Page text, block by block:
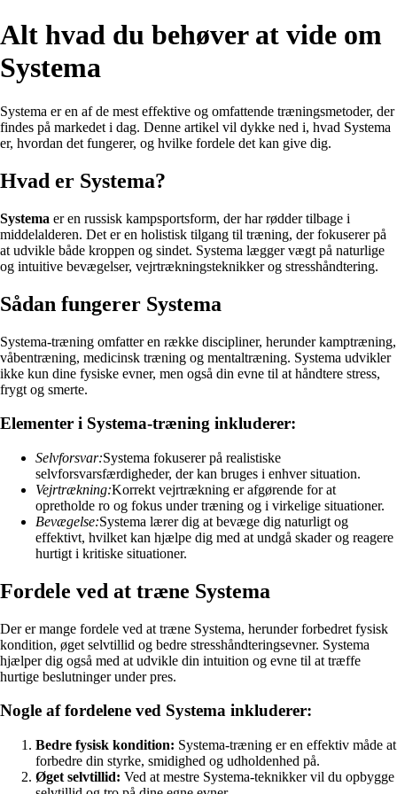
Alt hvad du behøver at vide om
Systema
Systema er en af de mest effektive og omfattende træningsmetoder, der
findes på markedet i dag. Denne artikel vil dykke ned i, hvad Systema
er, hvordan det fungerer, og hvilke fordele det kan give dig.
Hvad er Systema?
Systema er en russisk kampsportsform, der har rødder tilbage i
middelalderen. Det er en holistisk tilgang til træning, der fokuserer på
at udvikle både kroppen og sindet. Systema lægger vægt på naturlige
og intuitive bevægelser, vejrtrækningsteknikker og stresshåndtering.
Sådan fungerer Systema
Systema-træning omfatter en række discipliner, herunder kamptræning,
våbentræning, medicinsk træning og mentaltræning. Systema udvikler
ikke kun dine fysiske evner, men også din evne til at håndtere stress,
frygt og smerte.
Elementer i Systema-træning inkluderer:
Selvforsvar:Systema fokuserer på realistiske
selvforsvarsfærdigheder, der kan bruges i enhver situation.
Vejrtrækning:Korrekt vejrtrækning er afgørende for at
opretholde ro og fokus under træning og i virkelige situationer.
Bevægelse:Systema lærer dig at bevæge dig naturligt og
effektivt, hvilket kan hjælpe dig med at undgå skader og reagere
hurtigt i kritiske situationer.
Fordele ved at træne Systema
Der er mange fordele ved at træne Systema, herunder forbedret fysisk
kondition, øget selvtillid og bedre stresshåndteringsevner. Systema
hjælper dig også med at udvikle din intuition og evne til at træffe
hurtige beslutninger under pres.
Nogle af fordelene ved Systema inkluderer:
Bedre fysisk kondition: Systema-træning er en effektiv måde at
forbedre din styrke, smidighed og udholdenhed på.
Øget selvtillid: Ved at mestre Systema-teknikker vil du opbygge